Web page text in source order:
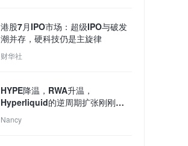
港股7月IPO市场：超级IPO与破发
潮并存，硬科技仍是主旋律
财华社
HYPE降温，RWA升温，
Hyperliquid的逆周期扩张刚刚开
始？
Nancy